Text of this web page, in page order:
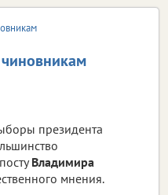
президента
Владимира
мнения.